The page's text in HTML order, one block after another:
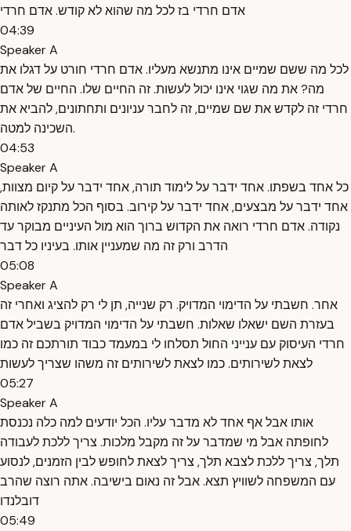
אדם חרדי בז לכל מה שהוא לא קודש. אדם חרדי
04:39
Speaker A
לכל מה ששם שמיים אינו מתנשא מעליו. אדם חרדי חורט על דגלו את
מה? את מה שגוי אינו יכול לעשות. זה החיים שלו. החיים של אדם
חרדי זה לקדש את שם שמיים, זה לחבר עניונים ותחתונים, להביא את
השכינה למטה.
04:53
Speaker A
כל אחד בשפתו. אחד ידבר על לימוד תורה, אחד ידבר על קיום מצוות,
אחד ידבר על מבצעים, אחד ידבר על קירוב. בסוף הכל מתנקז לאותה
נקודה. אדם חרדי רואה את הקדוש ברוך הוא מול העיניים מבוקר עד
הדרב ורק זה מה שמעניין אותו. בעיניו כל דבר
05:08
Speaker A
אחר. חשבתי על הדימוי המדויק. רק שנייה, תן לי רק להציג ואחרי זה
בעזרת השם ישאלו שאלות. חשבתי על הדימוי המדויק בשביל אדם
חרדי העיסוק עם ענייני החול תסלחו לי במעמד כבוד תורתכם זה כמו
לצאת לשירותים. כמו לצאת לשירותים זה משהו שצריך לעשות
05:27
Speaker A
אותו אבל אף אחד לא מדבר עליו. הכל יודעים למה כלה נכנסת
לחופתה אבל מי שמדבר על זה מקבל מלכות. צריך ללכת לעבודה
תלך, צריך ללכת לצבא תלך, צריך לצאת לחופש לבין הזמנים, לנסוע
עם המשפחה לשוויץ תצא. אבל זה נאום בישיבה. אתה רוצה שהרב
דובלנדו
05:49